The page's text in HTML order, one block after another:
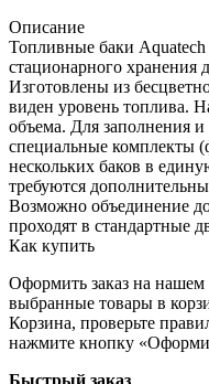
Описание
Топливные баки
стационарного хранения
Изготовлены из
виден уровень топлива.
объема. Для заполнения и
специальные комплекты
нескольких баков в
требуются
Возможно объединение
проходят в стандартные
Как купить
Оформить заказ на нашем
выбранные товары в
Корзина, проверьте
нажмите кнопку
Быстрый заказ